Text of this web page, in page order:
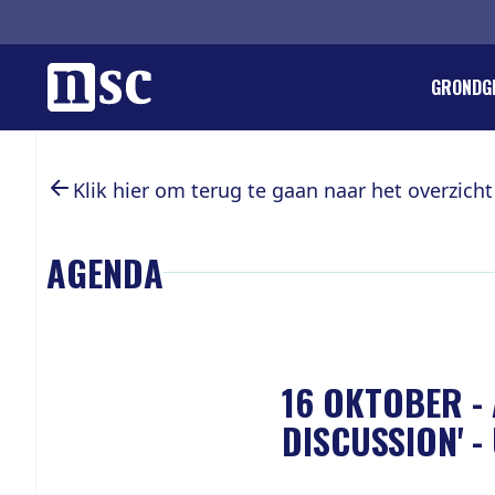
Home
DIRK
LID
Klik hier om terug te gaan naar het overzicht
AGENDA
16 OKTOBER -
DISCUSSION' -